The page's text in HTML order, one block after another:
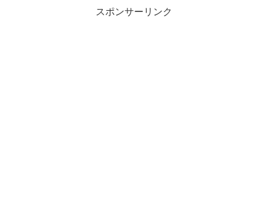
スポンサーリンク